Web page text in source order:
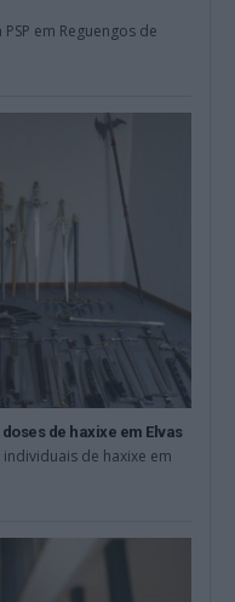
em Reguengos de
de haxixe em Elvas
de haxixe em